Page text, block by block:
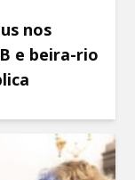
nos
e beira-rio